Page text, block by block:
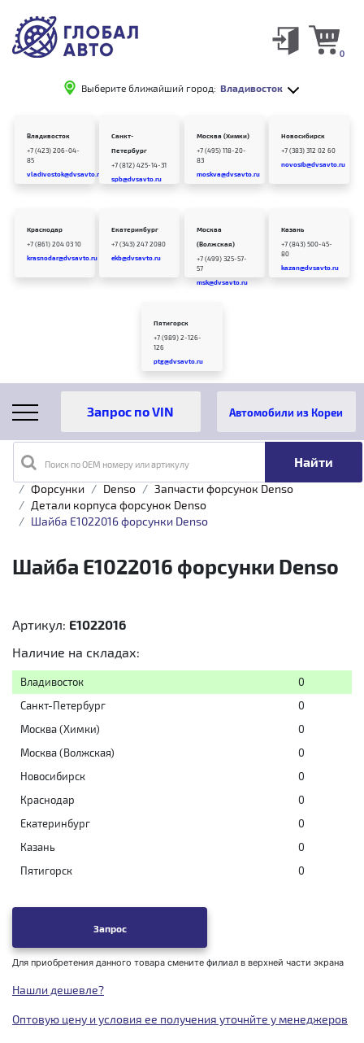
Выберите ближайший город: Владивосток
0
Владивосток
+7 (423) 206-04-
85
vladivostok@dvsavto.ru
Санкт-
Петербург
+7 (812) 425-14-31
spb@dvsavto.ru
Москва (Химки)
+7 (495) 118-20-
83
moskva@dvsavto.ru
Новосибирск
+7 (383) 312 02 60
novosib@dvsavto.ru
Краснодар
+7 (861) 204 03 10
krasnodar@dvsavto.ru
Екатеринбург
+7 (343) 247 2080
ekb@dvsavto.ru
Москва
(Волжская)
+7 (499) 325-57-
57
msk@dvsavto.ru
Казань
+7 (843) 500-45-
80
kazan@dvsavto.ru
Пятигорск
+7 (989) 2-126-
126
ptg@dvsavto.ru
Поиск по OEM номеру или артикулу
Автомобили из Кореи
Главная Каталог товаров
Топливная аппаратура
Форсунки
Denso
Запчасти форсунок Denso
Детали корпуса форсунок Denso
Шайба E1022016 форсунки Denso
Шайба E1022016 форсунки Denso
Артикул: E1022016
Наличие на складах:
Владивосток
0
Санкт-Петербург
0
Москва (Химки)
0
Москва (Волжская)
0
Новосибирск
0
Краснодар
0
Екатеринбург
0
Казань
0
Пятигорск
0
Запрос
Для приобретения данного товара смените филиал в верхней части экрана
Нашли дешевле?
Оптовую цену и условия ее получения уточнйте у менеджеров